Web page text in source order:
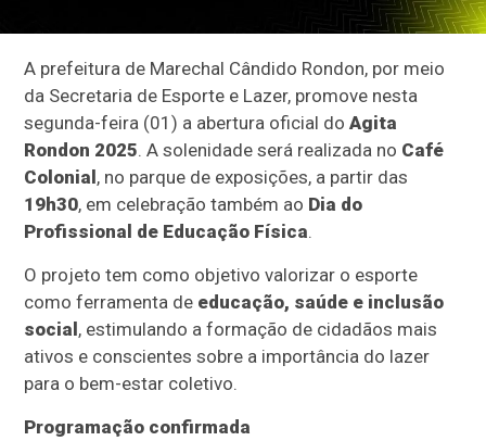
A prefeitura de Marechal Cândido Rondon, por meio
da Secretaria de Esporte e Lazer, promove nesta
segunda-feira (01) a abertura oficial doAgita
Rondon 2025. A solenidade será realizada no Café
Colonial, no parque de exposições, a partir das
19h30, em celebração também ao Dia do
Profissional de Educação Física.
O projeto tem como objetivo valorizar o esporte
como ferramenta de educação, saúde e inclusão
social, estimulando a formação de cidadãos mais
ativos e conscientes sobre a importância do lazer
para o bem-estar coletivo.
Programação confirmada